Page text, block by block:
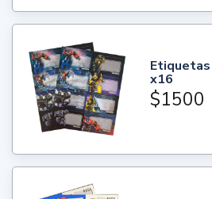
x16
$1500